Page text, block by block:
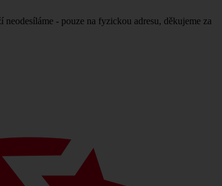
- pouze na fyzickou adresu, děkujeme za